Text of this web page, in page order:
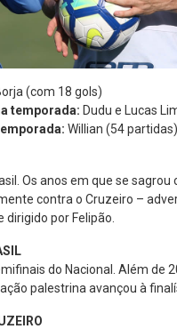
(com 18 gols)
temporada: Dudu e Lucas
Willian (54 partidas)
Os anos em que se
contra o Cruzeiro –
por Felipão.
do Nacional. Além
palestrina avançou à